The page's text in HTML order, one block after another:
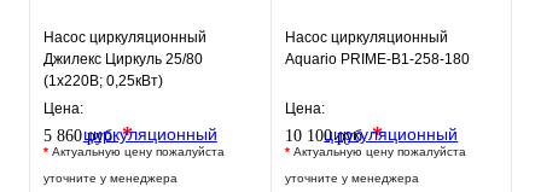
Насос циркуляционный
Джилекс Циркуль 25/80
(1х220В; 0,25кВт)
Цена:
5 860 руб.*
* Актуальную цену пожалуйста
уточните у менеджера
Насос циркуляционный
Aquario PRIME-B1-258-180
Цена:
10 100 руб.*
* Актуальную цену пожалуйста
уточните у менеджера